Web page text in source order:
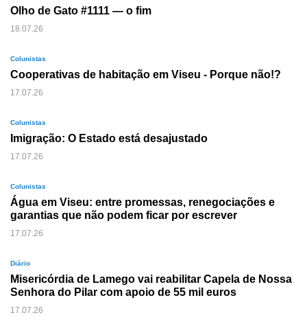
Olho de Gato #1111 — o fim
18.07.26
Colunistas
Cooperativas de habitação em Viseu - Porque não!?
17.07.26
Colunistas
Imigração: O Estado está desajustado
17.07.26
Colunistas
Água em Viseu: entre promessas, renegociações e
garantias que não podem ficar por escrever
17.07.26
Diário
Misericórdia de Lamego vai reabilitar Capela de Nossa
Senhora do Pilar com apoio de 55 mil euros
17.07.26